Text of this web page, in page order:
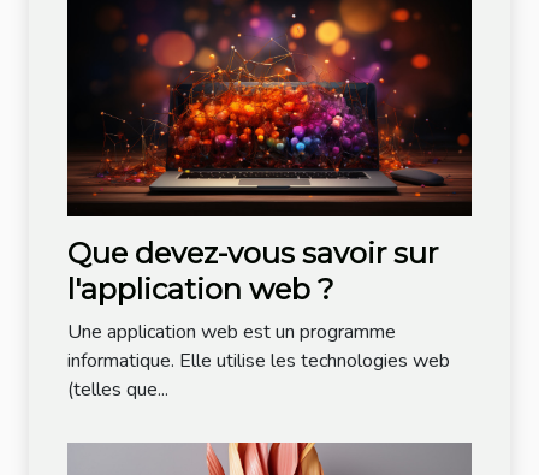
Que devez-vous savoir sur
l'application web ?
Une application web est un programme
informatique. Elle utilise les technologies web
(telles que...